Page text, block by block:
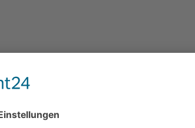
demjenigen aus, der installiert hat. Als
gestellt.